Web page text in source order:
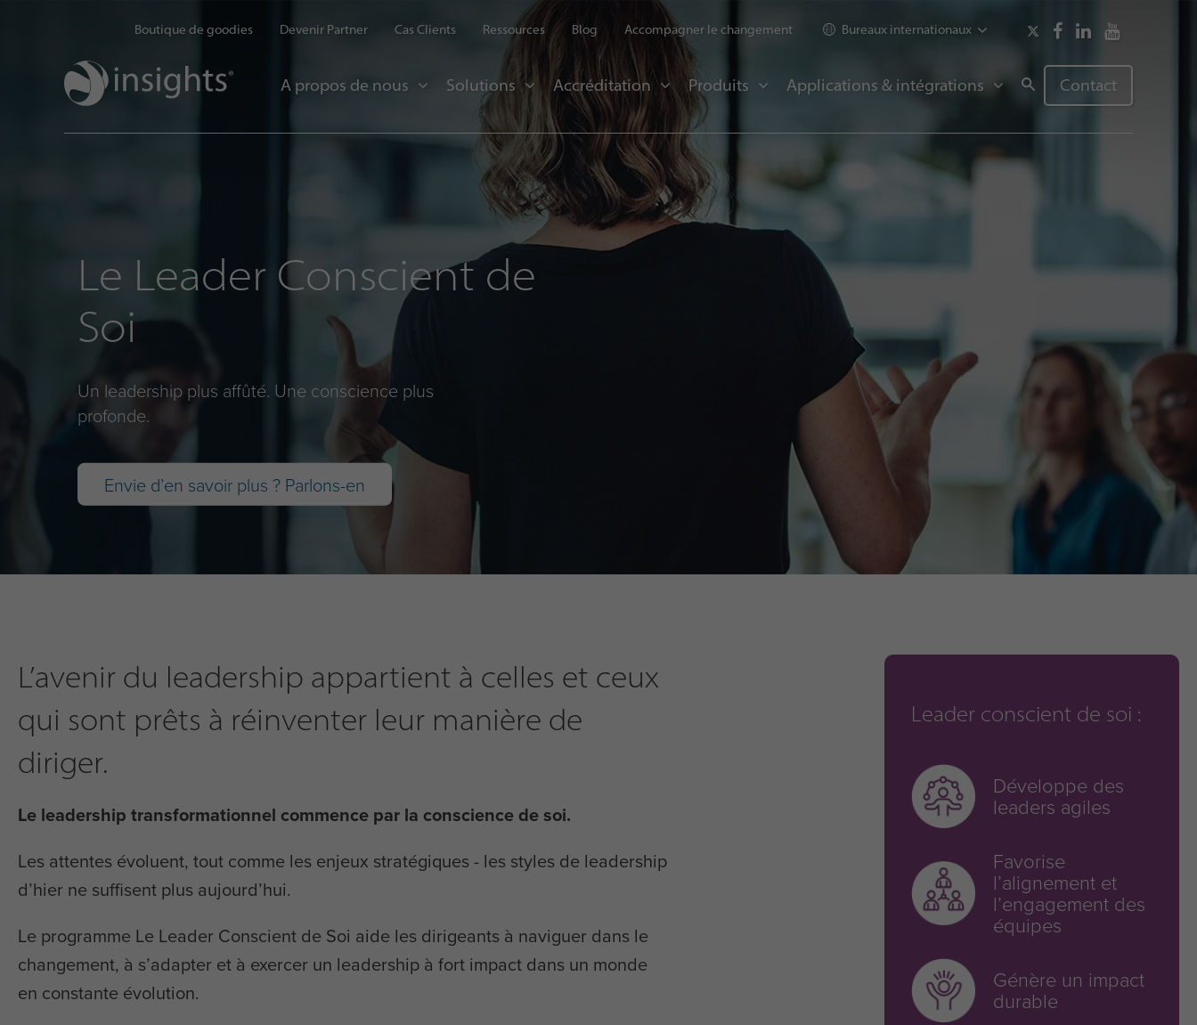
Boutique de goodies Devenir Partner Cas Clients Ressources Blog Accompagner le changement Bureaux internationaux
A propos de nous Solutions Accréditation Produits Applications & intégrations Contact
Le Leader Conscient de
Soi
Un leadership plus affûté. Une conscience plus
profonde.
Envie d’en savoir plus ? Parlons-en
L’avenir du leadership appartient à celles et ceux
qui sont prêts à réinventer leur manière de
diriger.
Le leadership transformationnel commence par la conscience de soi.
Les attentes évoluent, tout comme les enjeux stratégiques - les styles de leadership
d’hier ne suffisent plus aujourd’hui.
Le programme Le Leader Conscient de Soi aide les dirigeants à naviguer dans le
changement, à s’adapter et à exercer un leadership à fort impact dans un monde
en constante évolution.
Leader conscient de soi :
Développe des
leaders agiles
Favorise
l’alignement et
l’engagement des
équipes
Génère un impact
durable